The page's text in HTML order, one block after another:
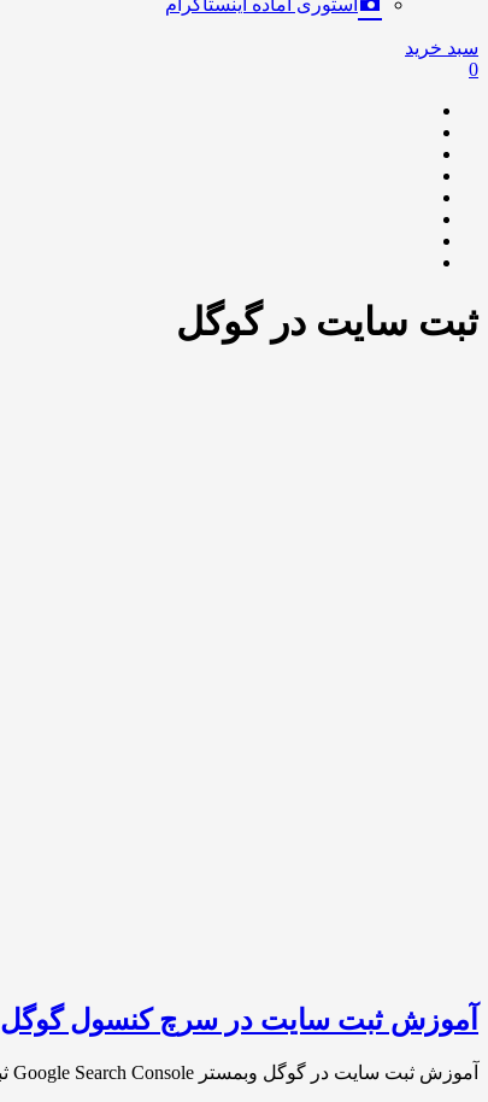
استوری آماده اینستاگرام
سبد خرید
0
ثبت سایت در گوگل
آموزش ثبت سایت در سرچ کنسول گوگل
آموزش ثبت سایت در گوگل وبمستر Google Search Console ثبت سایت در گوگل سرچ کنسول Google Search Console یا همان گوگل وبمستر سابق یکی از مهمترین اقدامات برای سئو[…]